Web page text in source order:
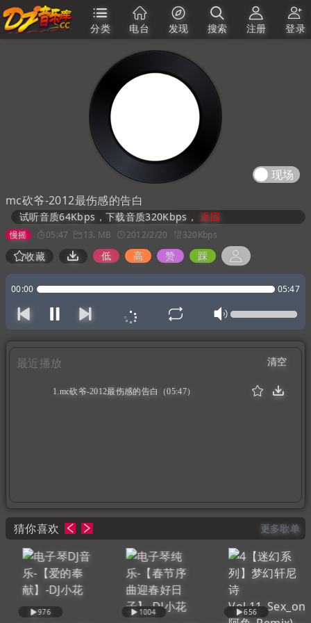
分类 电台 发现 搜索 注册 登录
现场
mc砍爷-2012最伤感的告白
试听音质64Kbps，下载音质320Kbps，返回
慢摇 05:47 13. MB 2012/2/20 320Kbps
收藏 低 高 赞 踩
00:00 05:47
最近播放 清空
1.mc砍爷-2012最伤感的告白（05:47）
猜你喜欢 更多歌单
976 1004 656